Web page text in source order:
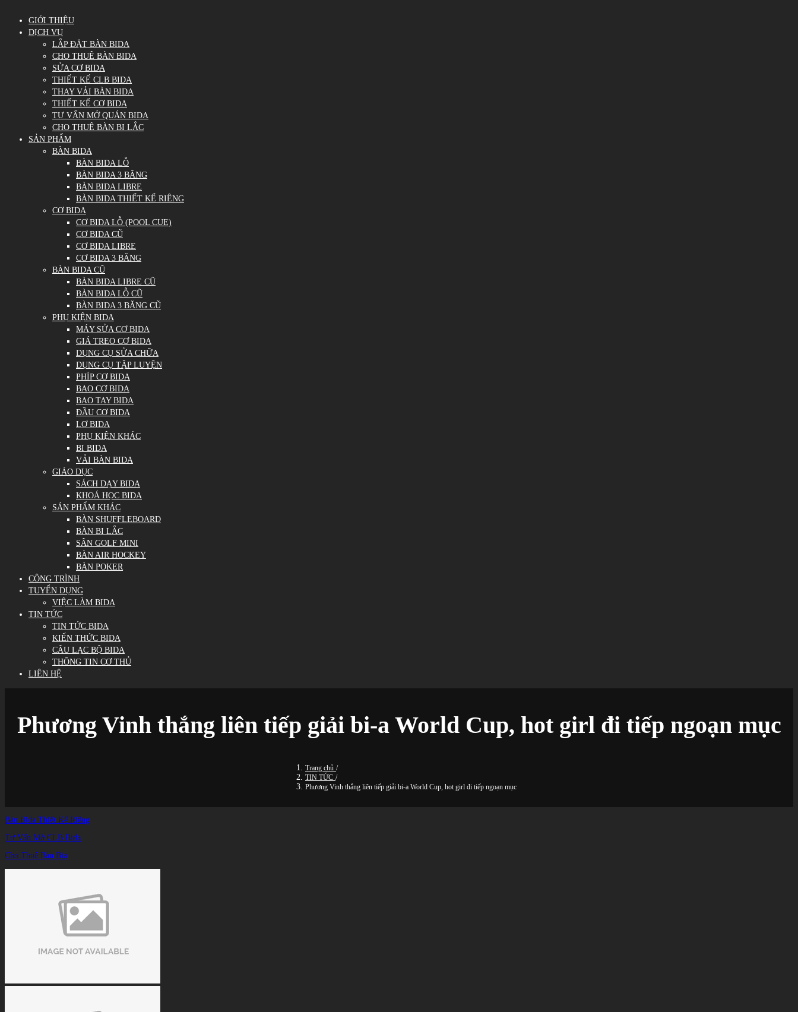
GIỚI THIỆU
DỊCH VỤ
LẮP ĐẶT BÀN BIDA
CHO THUÊ BÀN BIDA
SỬA CƠ BIDA
THIẾT KẾ CLB BIDA
THAY VẢI BÀN BIDA
THIẾT KẾ CƠ BIDA
TƯ VẤN MỞ QUÁN BIDA
CHO THUÊ BÀN BI LẮC
SẢN PHẨM
BÀN BIDA
BÀN BIDA LỖ
BÀN BIDA 3 BĂNG
BÀN BIDA LIBRE
BÀN BIDA THIẾT KẾ RIÊNG
CƠ BIDA
CƠ BIDA LỖ (POOL CUE)
CƠ BIDA CŨ
CƠ BIDA LIBRE
CƠ BIDA 3 BĂNG
BÀN BIDA CŨ
BÀN BIDA LIBRE CŨ
BÀN BIDA LỖ CŨ
BÀN BIDA 3 BĂNG CŨ
PHỤ KIỆN BIDA
MÁY SỬA CƠ BIDA
GIÁ TREO CƠ BIDA
DỤNG CỤ SỬA CHỮA
DỤNG CỤ TẬP LUYỆN
PHÍP CƠ BIDA
BAO CƠ BIDA
BAO TAY BIDA
ĐẦU CƠ BIDA
LƠ BIDA
PHỤ KIỆN KHÁC
BI BIDA
VẢI BÀN BIDA
GIÁO DỤC
SÁCH DẠY BIDA
KHOÁ HỌC BIDA
SẢN PHẨM KHÁC
BÀN SHUFFLEBOARD
BÀN BI LẮC
SÂN GOLF MINI
BÀN AIR HOCKEY
BÀN POKER
CÔNG TRÌNH
TUYỂN DỤNG
VIỆC LÀM BIDA
TIN TỨC
TIN TỨC BIDA
KIẾN THỨC BIDA
CÂU LẠC BỘ BIDA
THÔNG TIN CƠ THỦ
LIÊN HỆ
Phương Vinh thắng liên tiếp giải bi-a World Cup, hot girl đi tiếp ngoạn mục
Trang chủ /
TIN TỨC /
Phương Vinh thắng liên tiếp giải bi-a World Cup, hot girl đi tiếp ngoạn mục
Bàn Bida Thiết Kế Riêng
Tư Vấn Mở CLB Bida
Cho Thuê Bàn Bia